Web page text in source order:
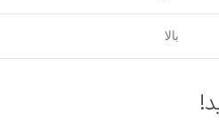
بالا